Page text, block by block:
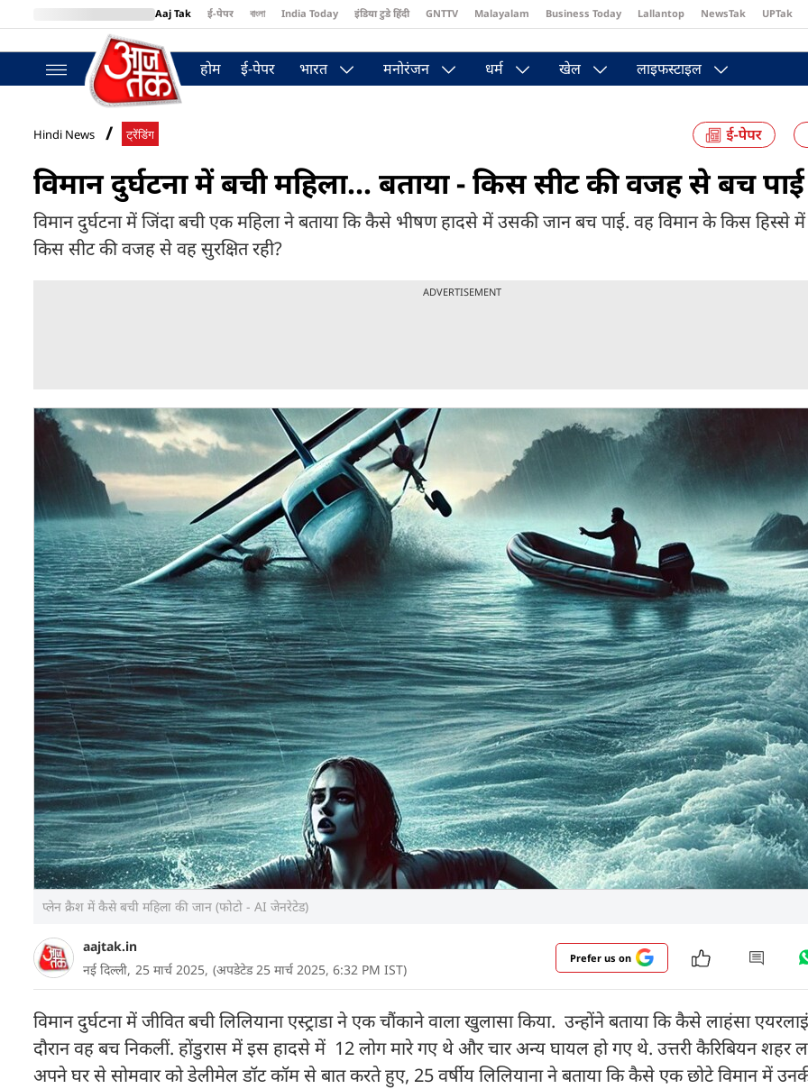
Aaj Tak ई-पेपर বাংলা India Today इंडिया टुडे हिंदी GNTTV Malayalam Business Today Lallantop NewsTak UPTak
BT Bazaar
होम ई-पेपर भारत मनोरंजन धर्म खेल लाइफस्टाइल
Hindi News ट्रेंडिंग
विमान दुर्घटना में बची महिला... बताया - किस सीट की वजह से बच
विमान दुर्घटना में जिंदा बची एक महिला ने बताया कि कैसे भीषण हादसे में उसकी जान बच पाई. वह विमान के किस हिस्से
किस सीट की वजह से वह सुरक्षित रही?
ADVERTISEMENT
प्लेन क्रैश में कैसे बची महिला की जान (फोटो - AI जेनरेटेड)
aajtak.in
नई दिल्ली, 25 मार्च 2025, (अपडेटेड 25 मार्च 2025, 6:32 PM IST)
Prefer us on
विमान दुर्घटना में जीवित बची लिलियाना एस्ट्राडा ने एक चौंकाने वाला खुलासा किया. उन्होंने बताया कि कैसे लाहंसा
दौरान वह बच निकलीं. होंडुरास में इस हादसे में 12 लोग मारे गए थे और चार अन्य घायल हो गए थे. उत्तरी कैरिबियन शहर
अपने घर से सोमवार को डेलीमेल डॉट कॉम से बात करते हुए, 25 वर्षीय लिलियाना ने बताया कि कैसे एक छोटे विमान में